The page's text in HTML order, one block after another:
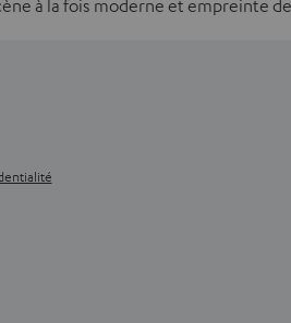
à la fois moderne et empreinte